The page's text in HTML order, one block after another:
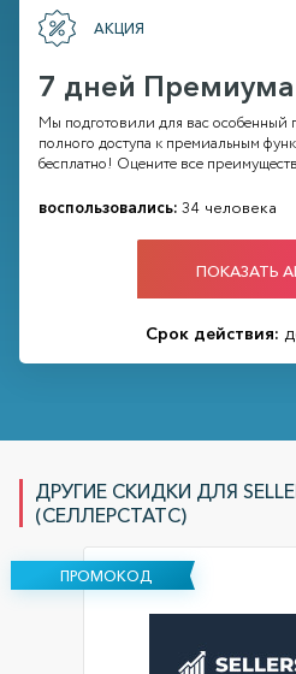
АКЦИЯ
7 дней Премиума
Мы подготовили для вас особенный
полного доступа к премиальным
бесплатно! Оцените все
воспользовались: 34 человека
ПОКАЗАТЬ
Срок действия:
ДРУГИЕ СКИДКИ ДЛЯ
(СЕЛЛЕРСТАТС)
ПРОМОКОД